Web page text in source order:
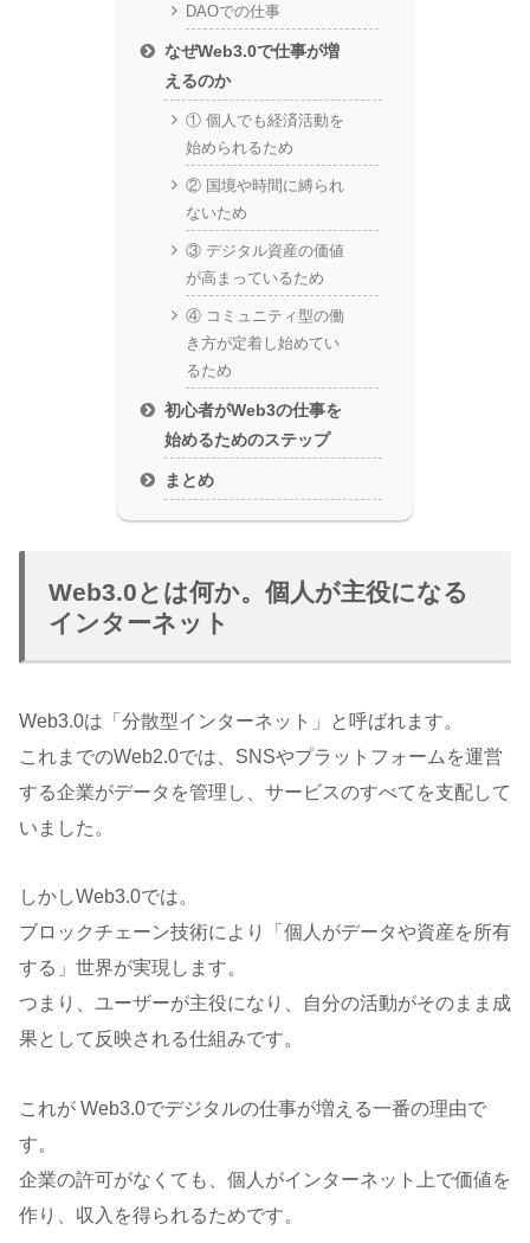
DAOでの仕事
なぜWeb3.0で仕事が増
えるのか
① 個人でも経済活動を
始められるため
② 国境や時間に縛られ
ないため
③ デジタル資産の価値
が高まっているため
④ コミュニティ型の働
き方が定着し始めてい
るため
初心者がWeb3の仕事を
始めるためのステップ
まとめ
Web3.0とは何か。個人が主役になる
インターネット
Web3.0は「分散型インターネット」と呼ばれます。
これまでのWeb2.0では、SNSやプラットフォームを運営
する企業がデータを管理し、サービスのすべてを支配して
いました。
しかしWeb3.0では。
ブロックチェーン技術により「個人がデータや資産を所有
する」世界が実現します。
つまり、ユーザーが主役になり、自分の活動がそのまま成
果として反映される仕組みです。
これが Web3.0でデジタルの仕事が増える一番の理由で
す。
企業の許可がなくても、個人がインターネット上で価値を
作り、収入を得られるためです。